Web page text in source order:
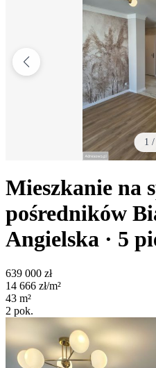
1 /
Mieszkanie na
pośredników
Angielska · 5
639 000 zł
14 666 zł/m²
43 m²
2 pok.